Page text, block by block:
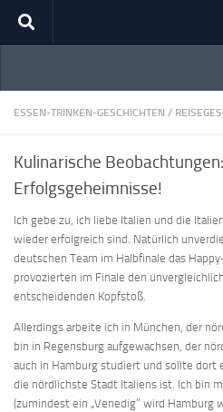
Zum Inhalt springen
ESSEN-TRINKEN-GESCHICHTEN /
Kulinarische
Erfolgsgeheimnisse!
Ich gebe zu, ich liebe Italien und die
wieder erfolgreich sind. Natürlich
deutschen Team im Halbfinale das
provozierten im Finale den
entscheidenden Kopfstoß.
Allerdings arbeite ich in München, der
bin in Regensburg aufgewachsen, der
auch in Hamburg studiert und sollte dort
die nördlichste Stadt Italiens ist. Ich bin
(zumindest ein „Venedig“ wird Hamburg